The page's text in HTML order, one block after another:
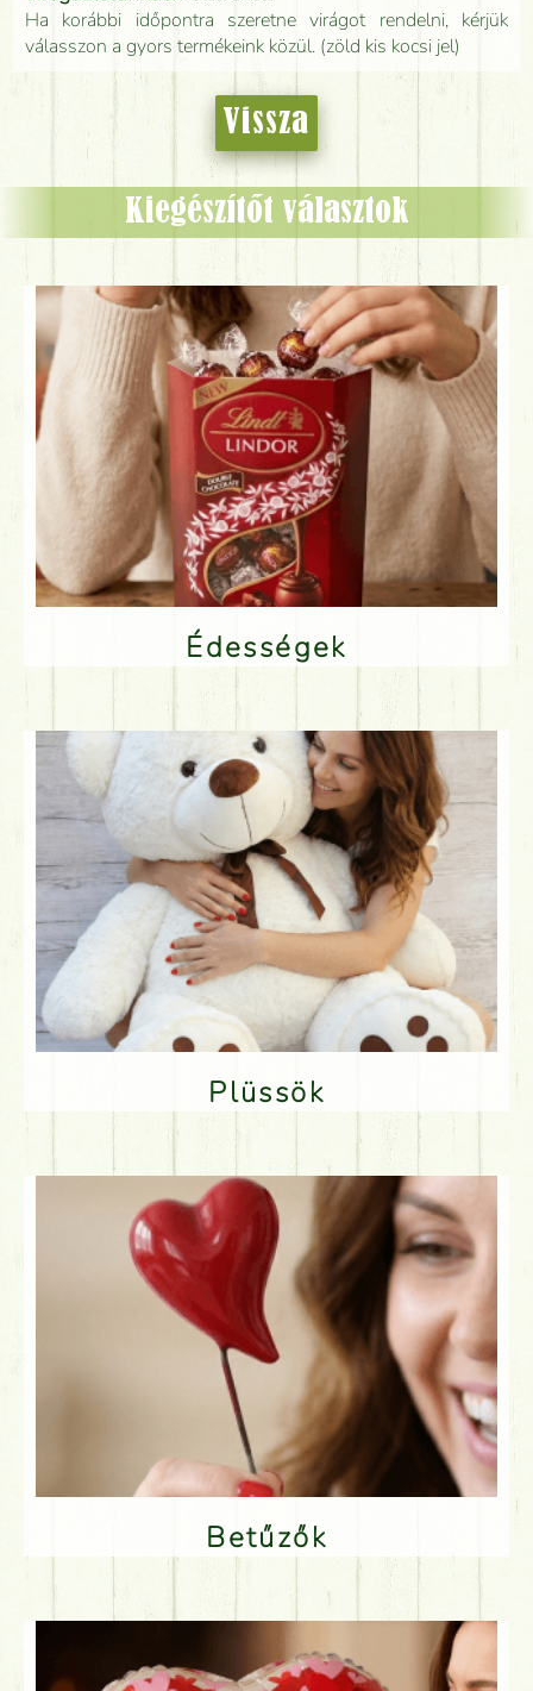
Ha korábbi időpontra szeretne virágot rendelni, kérjük
válasszon a gyors termékeink közül. (zöld kis kocsi jel)
Vissza
Kiegészítőt választok
Édességek
Plüssök
Betűzők